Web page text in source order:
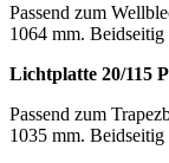
Passend zum
1064 mm.
Lichtplatte 20/115
Passend zum
1035 mm.